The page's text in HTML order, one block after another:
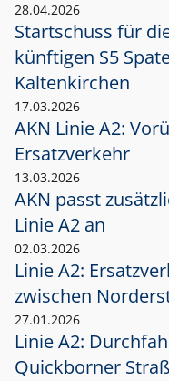
28.04.2026
Startschuss für
künftigen S5
Kaltenkirchen
17.03.2026
AKN Linie A2:
Ersatzverkehr
13.03.2026
AKN passt
Linie A2 an
02.03.2026
Linie A2:
zwischen
27.01.2026
Linie A2:
Quickborner